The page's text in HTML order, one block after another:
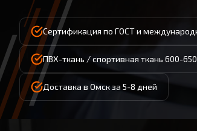
Сертификация по ГОСТ и
ПВХ-ткань / спортивная ткань 600-
Доставка в Омск за 5-8 дней